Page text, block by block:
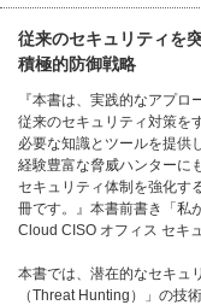
従来のセキュリティを
積極的防御戦略
『本書は、実践的なアプロ
従来のセキュリティ対策を
必要な知識とツールを提供
経験豊富な脅威ハンターに
セキュリティ体制を強化す
冊です。』本書前書き「私
Cloud CISO オフィス セキ
本書では、潜在的なセキュ
（Threat Hunting）」の技